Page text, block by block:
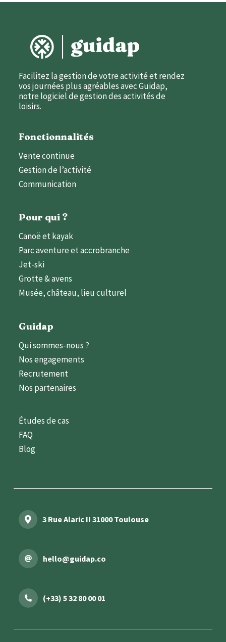
Facilitez la gestion de votre activité et rendez
vos journées plus agréables avec Guidap,
notre logiciel de gestion des activités de
loisirs.
Fonctionnalités
Vente continue
Gestion de l’activité
Communication
Pour qui ?
Canoë et kayak
Parc aventure et accrobranche
Jet-ski
Grotte & avens
Musée, château, lieu culturel
Guidap
Qui sommes-nous ?
Nos engagements
Recrutement
Nos partenaires
Études de cas
FAQ
Blog
3 Rue Alaric II 31000 Toulouse
hello@guidap.co
(+33) 5 32 80 00 01